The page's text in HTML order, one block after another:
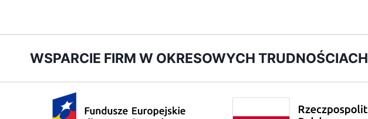
WSPARCIE FIRM W OKRESOWYCH TRUDNOŚCIACH